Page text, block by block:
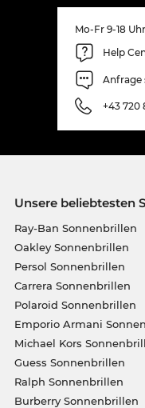
Mo-Fr 9-18 Uhr
Help
Anfrage
+43 720
Unsere beliebtesten
Ray-Ban Sonnenbrillen
Oakley Sonnenbrillen
Persol Sonnenbrillen
Carrera Sonnenbrillen
Polaroid Sonnenbrillen
Emporio Armani
Michael Kors
Guess Sonnenbrillen
Ralph Sonnenbrillen
Burberry Sonnenbrillen